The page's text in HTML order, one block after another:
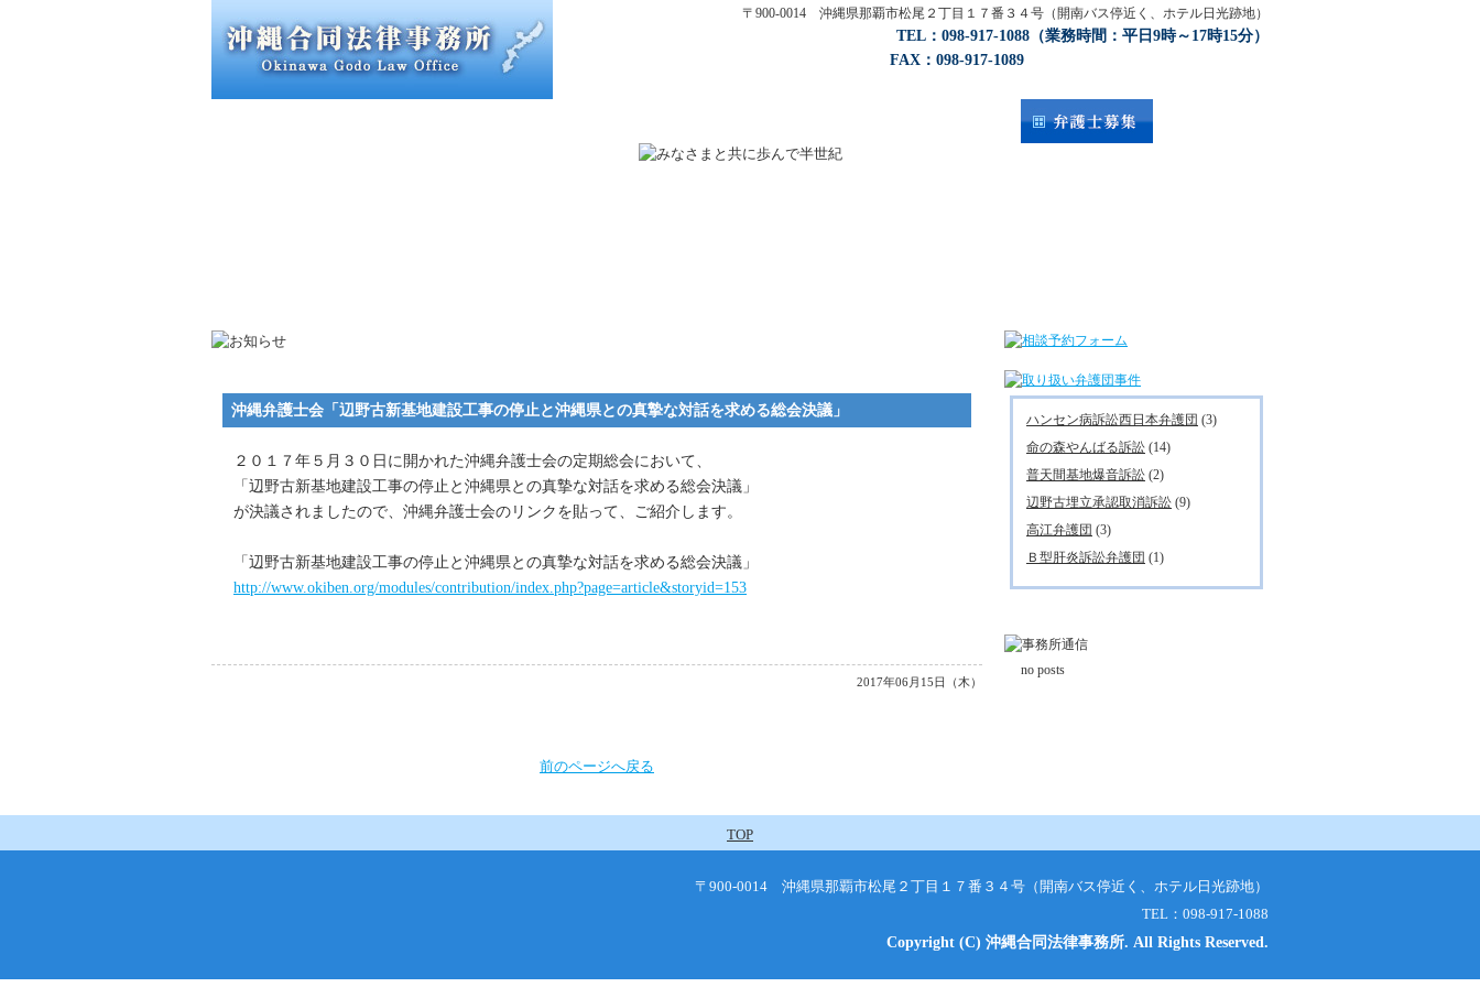
〒900-0014 沖縄県那覇市松尾２丁目１７番３４号（開南バス停近く、ホテル日光跡地）
TEL：098-917-1088（業務時間：平日9時～17時15分）
FAX：098-917-1089
沖縄弁護士会「辺野古新基地建設工事の停止と沖縄県との真摯な対話を求める総会決議」
２０１７年５月３０日に開かれた沖縄弁護士会の定期総会において、
「辺野古新基地建設工事の停止と沖縄県との真摯な対話を求める総会決議」
が決議されましたので、沖縄弁護士会のリンクを貼って、ご紹介します。
「辺野古新基地建設工事の停止と沖縄県との真摯な対話を求める総会決議」
http://www.okiben.org/modules/contribution/index.php?page=article&storyid=153
2017年06月15日（木）
前のページへ戻る
ハンセン病訴訟西日本弁護団 (3)
命の森やんばる訴訟 (14)
普天間基地爆音訴訟 (2)
辺野古埋立承認取消訴訟 (9)
高江弁護団 (3)
Ｂ型肝炎訴訟弁護団 (1)
no posts
TOP
〒900-0014 沖縄県那覇市松尾２丁目１７番３４号（開南バス停近く、ホテル日光跡地）
TEL：098-917-1088
Copyright (C) 沖縄合同法律事務所. All Rights Reserved.